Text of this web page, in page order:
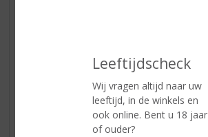
Leeftijdscheck
Wij vragen altijd naar uw
leeftijd, in de winkels en
ook online. Bent u 18 jaar
of ouder?
Reviews
Schrijf een review